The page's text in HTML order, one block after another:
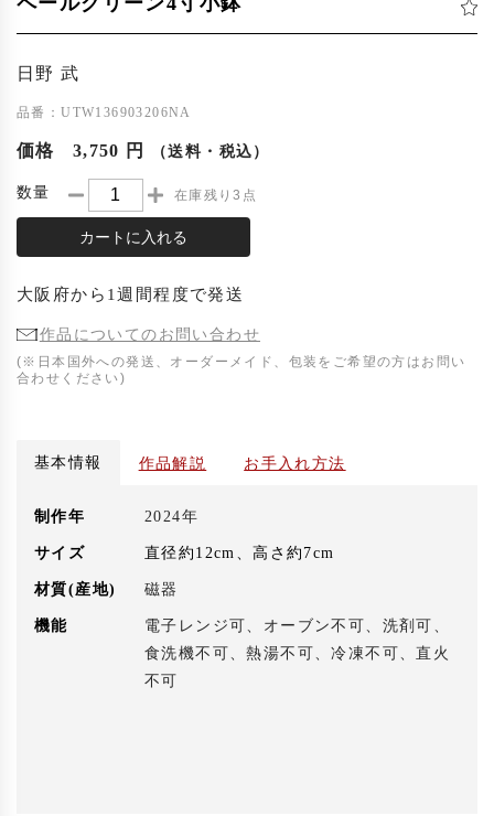
日野 武
品番：UTW136903206NA
価格 3,750 円 （送料・税込）
数量 在庫残り3点
カートに入れる
大阪府から 1週間程度で発送
作品についてのお問い合わせ
(※日本国外への発送、オーダーメイド、包装をご希望の方はお問い
合わせください)
基本情報 作品解説 お手入れ方法
制作年 2024年
サイズ 直径約12cm、高さ約7cm
材質(産地) 磁器
機能
電子レンジ可、オーブン不可、洗剤可、
食洗機不可、熱湯不可、冷凍不可、直火
不可